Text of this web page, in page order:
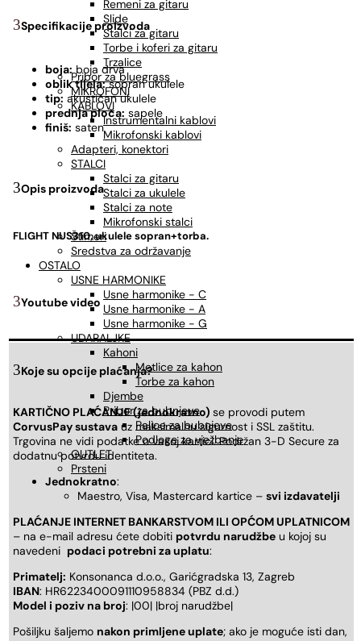
Remeni za gitaru
Slide
Stalci za gitaru
Torbe i koferi za gitaru
Trzalice
Pribor za bluegrass
MIKROFONI
KABLOVI
Instrumentalni kablovi
Mikrofonski kablovi
Adapteri, konektori
STALCI
Stalci za gitaru
Stalci za ukulele
Stalci za note
Mikrofonski stalci
Štimeri
Sredstva za održavanje
OSTALO
USNE HARMONIKE
Usne harmonike - C
Usne harmonike - A
Usne harmonike - G
UDARALJKE
Kahoni
Metlice za kahon
Torbe za kahon
Djembe
Pribor za bubnjeve
Palice za bubnjeve
Podloge za vježbanje
OUTLET
Prsteni
Specifikacije proizvoda
boja:boja drva
oblik tijela:sopran ukulele
tip: akustičan ukulele
prednja ploča: sapele
finiš: saten
Opis proizvoda
FLIGHT NUS310, ukulele sopran+torba.
Youtube video
Koje su opcije plaćanja?
KARTIČNO PLAĆANJE (jednokratno) se provodi putem
CorvusPay sustava uz maksimalnu sigurnost i SSL zaštitu.
Trgovina ne vidi podatke o vašoj kartici. Podržan 3-D Secure za
dodatnu potvrdu identiteta.
Jednokratno:
Maestro, Visa, Mastercard kartice – svi izdavatelji
PLAĆANJE INTERNET BANKARSTVOM ILI OPĆOM UPLATNICOM
– na e-mail adresu ćete dobiti potvrdu narudžbe u kojoj su
navedeni podaci potrebni za uplatu:
Primatelj: Konsonanca d.o.o., Garićgradska 13, Zagreb
IBAN: HR6223400091110958834 (PBZ d.d.)
Model i poziv na broj: |00| |broj narudžbe|
Pošiljku šaljemo nakon primljene uplate; ako je moguće isti dan,